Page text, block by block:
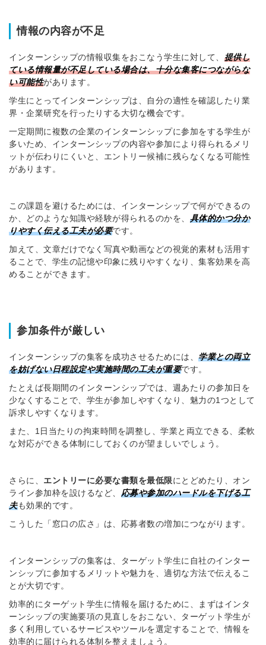
情報の内容が不足
インターンシップの情報収集をおこなう学生に対して、 提供し
ている情報量が不足している場合は、十分な集客につながらな
い可能性があります。
学生にとってインターンシップは、自分の適性を確認したり業
界・企業研究を行ったりする大切な機会です。
一定期間に複数の企業のインターンシップに参加をする学生が
多いため、インターンシップの内容や参加により得られるメリ
ットが伝わりにくいと、エントリー候補に残らなくなる可能性
があります。
この課題を避けるためには、インターンシップで何ができるの
か、どのような知識や経験が得られるのかを、 具体的かつ分か
りやすく伝える工夫が必要です。
加えて、文章だけでなく写真や動画などの視覚的素材も活用す
ることで、学生の記憶や印象に残りやすくなり、集客効果を高
めることができます。
参加条件が厳しい
インターンシップの集客を成功させるためには、 学業との両立
を妨げない日程設定や実施時間の工夫が重要です。
たとえば長期間のインターンシップでは、週あたりの参加日を
少なくすることで、学生が参加しやすくなり、魅力の1つとして
訴求しやすくなります。
また、1日当たりの拘束時間を調整し、学業と両立できる、柔軟
な対応ができる体制にしておくのが望ましいでしょう。
さらに、 エントリーに必要な書類を最低限にとどめたり、オン
ライン参加枠を設けるなど、 応募や参加のハードルを下げる工
夫も効果的です。
こうした「窓口の広さ」は、応募者数の増加につながります。
インターンシップの集客は、ターゲット学生に自社のインター
ンシップに参加するメリットや魅力を、適切な方法で伝えるこ
とが大切です。
効率的にターゲット学生に情報を届けるために、まずはインタ
ーンシップの実施要項の見直しをおこない、ターゲット学生が
多く利用しているサービスやツールを選定することで、情報を
効率的に届けられる体制を整えましょう。